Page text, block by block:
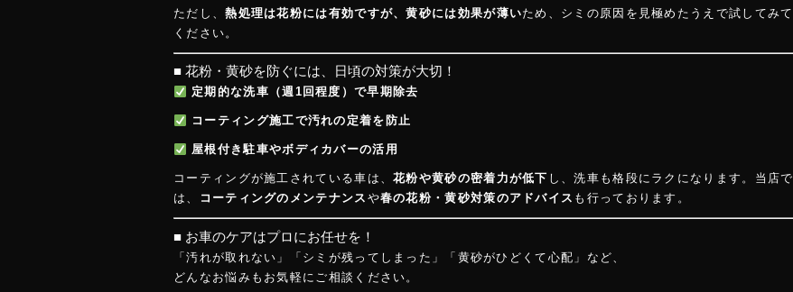
ただし、熱処理は花粉には有効ですが、黄砂には効果が薄いため、シミの原因を見極めたうえで試してみて
ください。
■ 花粉・黄砂を防ぐには、日頃の対策が大切！
定期的な洗車（週1回程度）で早期除去
コーティング施工で汚れの定着を防止
屋根付き駐車やボディカバーの活用
コーティングが施工されている車は、花粉や黄砂の密着力が低下 し、洗車も格段にラクになります。当店で
は、
コーティングのメンテナンス や春の花粉・黄砂対策のアドバイス も行っております。
■ お車のケアはプロにお任せを！
「汚れが取れない」「シミが残ってしまった」「黄砂がひどくて心配」など、
どんなお悩みもお気軽にご相談ください。